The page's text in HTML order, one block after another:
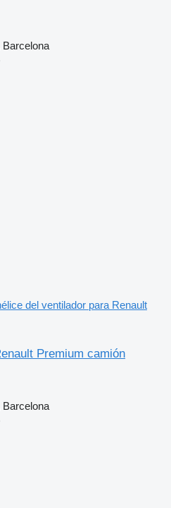
Barcelona
del ventilador para Renault
Premium camión
Barcelona